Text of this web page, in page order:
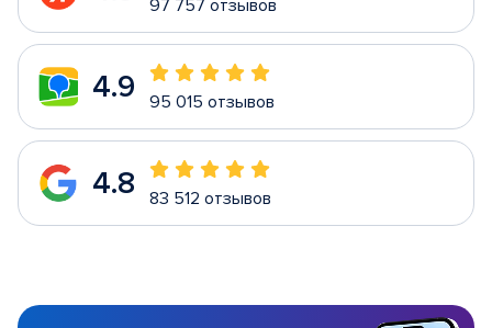
97 757 отзывов
4.9 95 015 отзывов
4.8 83 512 отзывов